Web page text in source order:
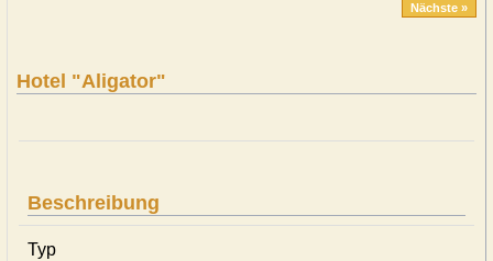
Nächste »
Hotel "Aligator"
Beschreibung
Typ